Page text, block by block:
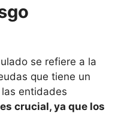
se refiere a la
que tiene un
entidades
crucial, ya que los